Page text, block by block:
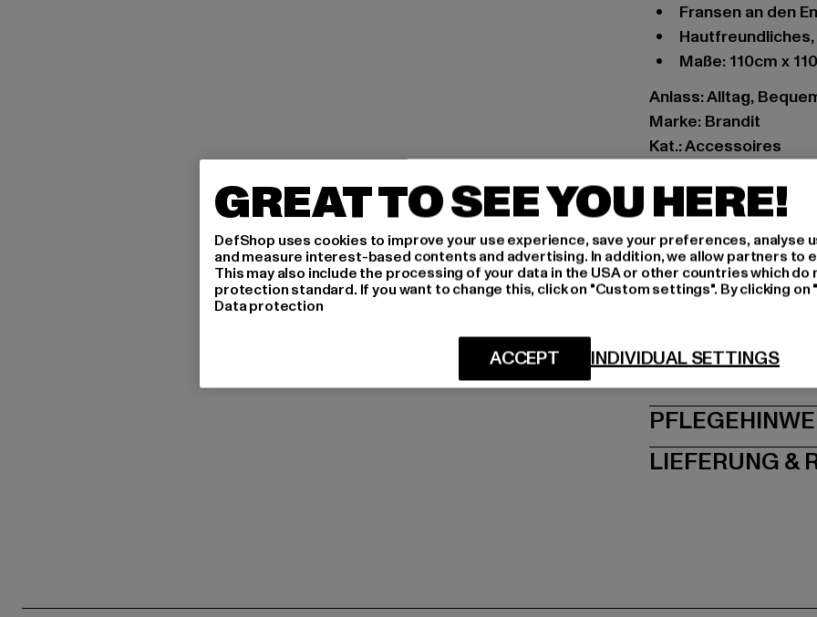
Fransen an den
Maße: 110cm x
Anlass: Alltag,
Marke: Brandit
Kat.: Accessoires
Hersteller Farbe: nvy/
Art.Nr: BD7009-00613
Hersteller: Brandit
GRÖSSE
LIEFERUNG &
GREAT TO SEE YOU HERE!
DefShop uses cookies to improve your use experience, save your preferences, analyse
and measure interest-based contents and advertising. In addition, we allow partners to
This may also include the processing of your data in the USA or other countries which do
protection standard. If you want to change this, click on "Custom settings". By clicking
Data protection
INDIVIDUAL SETTINGS
ACCEPT